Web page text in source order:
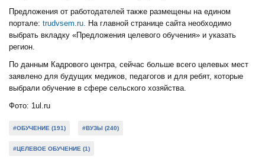
Предложения от работодателей также размещены на едином
портале: trudvsem.ru.
На главной странице сайта необходимо
выбрать вкладку «Предложения целевого обучения» и указать
регион.
По данным Кадрового центра, сейчас больше всего целевых мест
заявлено для будущих медиков, педагогов и для ребят, которые
выбрали обучение в сфере сельского хозяйства.
Фото: 1ul.ru
#ОБУЧЕНИЕ (191) #ВУЗЫ (240)
#ЦЕЛЕВОЕ ОБУЧЕНИЕ (1)